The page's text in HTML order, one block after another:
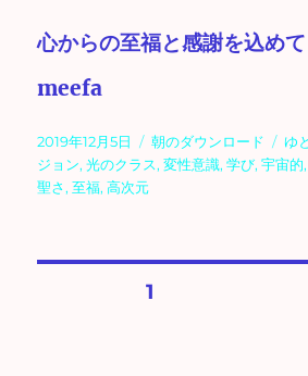
心からの至福と感謝を込めて
meefa
投
稿
日:
2019年12月5日
カ
テ
朝のダウンロード
タ
グ
ゆ
ジョン,光のクラス,変性意識,学び,宇宙的
聖さ,至福,高次元
固定ページ1